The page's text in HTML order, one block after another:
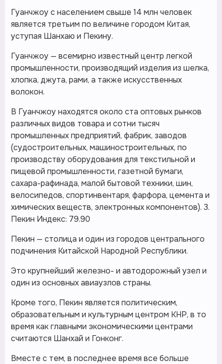
Гуанчжоу с населением свыше 14 млн человек
является третьим по величине городом Китая,
уступая Шанхаю и Пекину.
Гуанчжоу — всемирно известный центр легкой
промышленности, производящий изделия из шелка,
хлопка, джута, рами, а также искусственных
волокон.
В Гуанчжоу находятся около ста оптовых рынков
различных видов товара и сотни тысяч
промышленных предприятий, фабрик, заводов
(судостроительных, машиностроительных, по
производству оборудования для текстильной и
пищевой промышленности, газетной бумаги,
сахара-рафинада, малой бытовой техники, шин,
велосипедов, спортинвентаря, фарфора, цемента и
химических веществ, электронных компонентов). 3.
Пекин Индекс: 79.90
Пекин — столица и один из городов центрального
подчинения Китайской Народной Республики.
Это крупнейший железно- и автодорожный узел и
один из основных авиаузлов страны.
Кроме того, Пекин является политическим,
образовательным и культурным центром КНР, в то
время как главными экономическими центрами
считаются Шанхай и Гонконг.
Вместе с тем, в последнее время все больше